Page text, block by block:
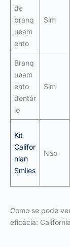
de
branq
ueam
ento
Sim
Branq
ueam
ento
dentár
io
Sim
Kit
Califor
nian
Smiles
Não
Como se pode
eficácia: